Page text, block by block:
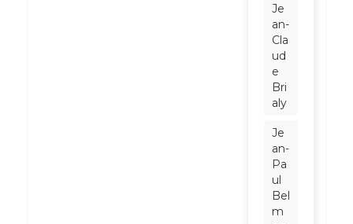
Je
an-
Cla
ud
e
Bri
aly
Je
an-
Pa
ul
Bel
m